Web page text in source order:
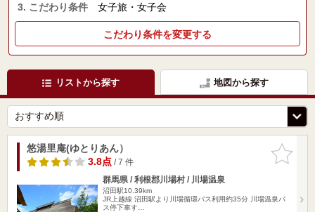
3. こだわり条件 女子旅・女子会
こだわり条件を変更する
リストから探す 地図から探す
お気に入
りに追加
悠湯里庵(ゆとりあん）
3.8点/ 7 件
群馬県 / 利根郡川場村 / 川場温泉
沼田駅10.39km
JR上越線 沼田駅より川場循環バス利用約35分 川場温泉バ
ス停下車す…